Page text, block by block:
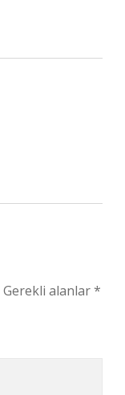
Gerekli alanlar*